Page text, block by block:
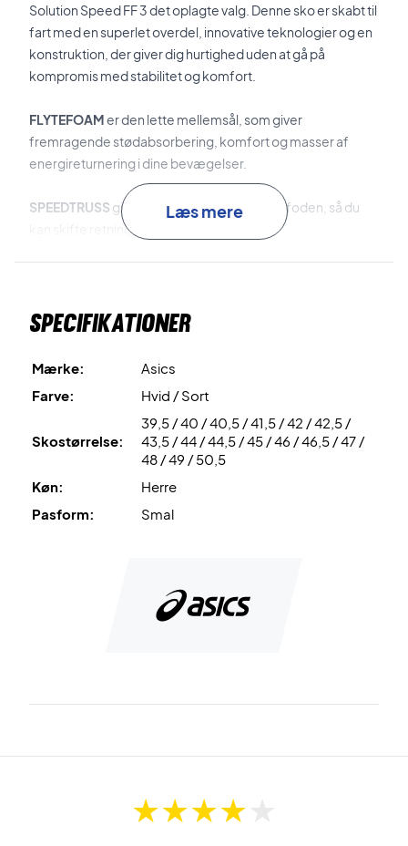
Solution Speed FF 3 det oplagte valg. Denne sko er skabt til
fart med en superlet overdel, innovative teknologier og en
konstruktion, der giver dig hurtighed uden at gå på
kompromis med stabilitet og komfort.
FLYTEFOAMer den lette mellemsål, som giver
fremragende stødabsorbering, komfort og masser af
energireturnering i dine bevægelser.
SPEEDTRUSS giver støtte og stabilitet i midtfoden, så du
kan skifte retning med fuld støtte.
både tennis- og padelbaner.
Vil du være hurtigst på banen? - så køb dette par Asics
Farve:Hvid og sort.
Læs mere
Specifikationer
Mærke:
Asics
Farve:
Hvid / Sort
Skostørrelse:
39,5 / 40 / 40,5 / 41,5 / 42 / 42,5 /
43,5 / 44 / 44,5 / 45 / 46 / 46,5 / 47 /
48 / 49 / 50,5
Køn:
Herre
Pasform:
Smal